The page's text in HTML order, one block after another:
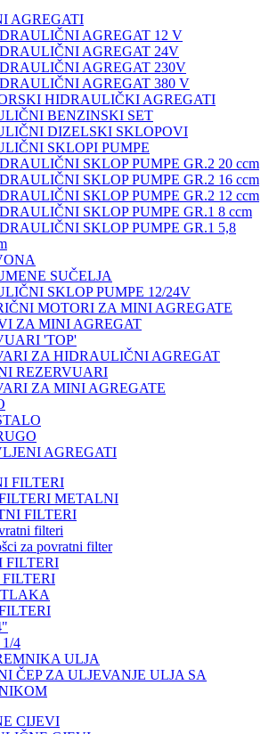
AGREGATI
AGREGAT 12 V
AGREGAT 24V
AGREGAT 230V
AGREGAT 380 V
HIDRAULIČKI AGREGATI
BENZINSKI SET
DIZELSKI SKLOPOVI
SKLOPI PUMPE
SKLOP PUMPE GR.2 20 ccm
SKLOP PUMPE GR.2 16 ccm
SKLOP PUMPE GR.2 12 ccm
SKLOP PUMPE GR.1 8 ccm
SKLOP PUMPE GR.1 5,8
SUČELJA
SKLOP PUMPE 12/24V
MOTORI ZA MINI AGREGATE
ZA MINI AGREGAT
'TOP'
ZA HIDRAULIČNI AGREGAT
REZERVUARI
ZA MINI AGREGATE
AGREGATI
FILTERI
METALNI
FILTERI
filteri
za povratni filter
FILTERI
1/4
ULJA
ČEP ZA ULJEVANJE ULJA SA
CIJEVI